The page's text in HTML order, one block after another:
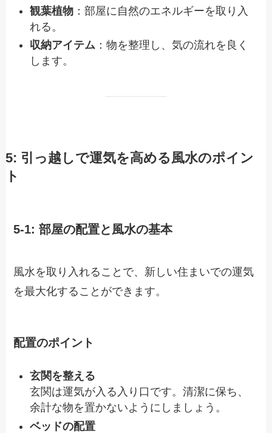
観葉植物 ：部屋に自然のエネルギーを取り入
れる。
収納アイテム ：物を整理し、気の流れを良く
します。
5: 引っ越しで運気を高める風水のポイン
ト
5-1: 部屋の配置と風水の基本
風水を取り入れることで、新しい住まいでの運気
を最大化することができます。
配置のポイント
玄関を整える
玄関は運気が入る入り口です。清潔に保ち、
余計な物を置かないようにしましょう。
ベッドの配置